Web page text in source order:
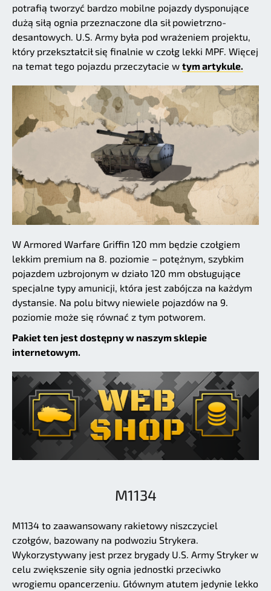
potrafią tworzyć bardzo mobilne pojazdy dysponujące
dużą siłą ognia przeznaczone dla sił powietrzno-
desantowych. U.S. Army była pod wrażeniem projektu,
który przekształcił się finalnie w czołg lekki MPF. Więcej
na temat tego pojazdu przeczytacie w tym artykule.
W Armored Warfare Griffin 120 mm będzie czołgiem
lekkim premium na 8. poziomie – potężnym, szybkim
pojazdem uzbrojonym w działo 120 mm obsługujące
specjalne typy amunicji, która jest zabójcza na każdym
dystansie. Na polu bitwy niewiele pojazdów na 9.
poziomie może się równać z tym potworem.
Pakiet ten jest dostępny w naszym sklepie
internetowym.
M1134
M1134 to zaawansowany rakietowy niszczyciel
czołgów, bazowany na podwoziu Strykera.
Wykorzystywany jest przez brygady U.S. Army Stryker w
celu zwiększenie siły ognia jednostki przeciwko
wrogiemu opancerzeniu. Głównym atutem jedynie lekko